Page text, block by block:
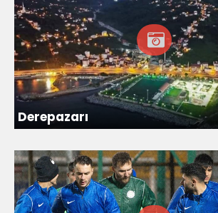
Derepazarı